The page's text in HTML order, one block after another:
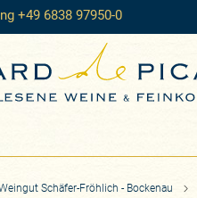
+49 6838 97950-0
Schäfer-Fröhlich - Bockenau